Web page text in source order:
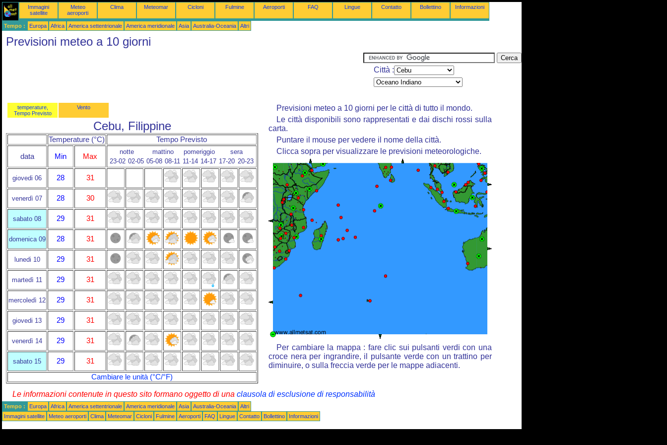
Immagini
satellite
Meteo
aeroporti
Clima Meteomar Cicloni Fulmine Aeroporti FAQ Lingue Contatto Bollettino Informazioni
Tempo : Europa Africa America settentrionale America meridionale Asia Australia-Oceania Altri
Previsioni meteo a 10 giorni
Città :
temperature,
Tempo Previsto
Vento
Cebu, Filippine
Temperature (°C) Tempo Previsto
data Min Max
notte mattino pomeriggio
sera
23-02 02-05 05-08 08-11 11-14 14-17 17-20 20-23
giovedi 06 28 31
venerdì 07 28 30
sabato 08 29 31
domenica 09 28 31
lunedi 10 29 31
martedì 11 29 31
mercoledì 12 29 31
giovedi 13 29 31
venerdì 14 29 31
sabato 15 29
31
Cambiare le unità (°C/°F)
Previsioni meteo a 10 giorni per le città di tutto il mondo.
Le città disponibili sono rappresentati e dai dischi rossi sulla
carta.
Puntare il mouse per vedere il nome della città.
Clicca sopra per visualizzare le previsioni meteorologiche.
Per cambiare la mappa : fare clic sui pulsanti verdi con una
croce nera per ingrandire, il pulsante verde con un trattino per
diminuire, o sulla freccia verde per le mappe adiacenti.
Le informazioni contenute in questo sito formano oggetto di una clausola di esclusione di responsabilità
Tempo : Europa Africa America settentrionale America meridionale Asia Australia-Oceania
Altri
Immagini satellite
Meteo aeroporti Clima Meteomar Cicloni Fulmine Aeroporti FAQ Lingue Contatto Bollettino Informazioni